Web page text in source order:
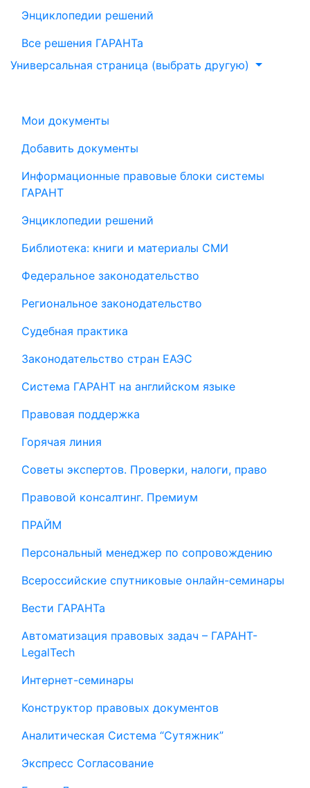
Энциклопедии решений
Все решения ГАРАНТа
Универсальная страница (выбрать другую)
Мои документы
Добавить документы
Информационные правовые блоки системы
ГАРАНТ
Энциклопедии решений
Библиотека: книги и материалы СМИ
Федеральное законодательство
Региональное законодательство
Судебная практика
Законодательство стран ЕАЭС
Система ГАРАНТ на английском языке
Правовая поддержка
Горячая линия
Советы экспертов. Проверки, налоги, право
Правовой консалтинг. Премиум
ПРАЙМ
Персональный менеджер по сопровождению
Всероссийские спутниковые онлайн-семинары
Вести ГАРАНТа
Автоматизация правовых задач – ГАРАНТ-
LegalTech
Интернет-семинары
Конструктор правовых документов
Аналитическая Система “Сутяжник”
Экспресс Согласование